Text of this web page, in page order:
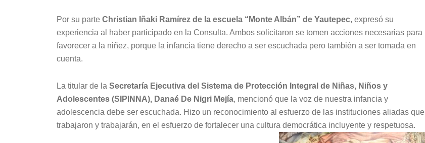
Por su parte Christian Iñaki Ramírez de la escuela “Monte Albán” de Yautepec, expresó su
experiencia al haber participado en la Consulta. Ambos solicitaron se tomen acciones necesarias para
favorecer a la niñez, porque la infancia tiene derecho a ser escuchada pero también a ser tomada en
cuenta.
La titular de la Secretaría Ejecutiva del Sistema de Protección Integral de Niñas, Niños y
Adolescentes (SIPINNA), Danaé De Nigri Mejía, mencionó que la voz de nuestra infancia y
adolescencia debe ser escuchada. Hizo un reconocimiento al esfuerzo de las instituciones aliadas que
trabajaron y trabajarán, en el esfuerzo de fortalecer una cultura democrática incluyente y respetuosa.